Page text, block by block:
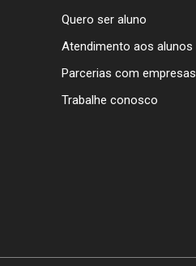
Quero ser aluno
Atendimento aos alunos
Parcerias com empresas
Trabalhe conosco